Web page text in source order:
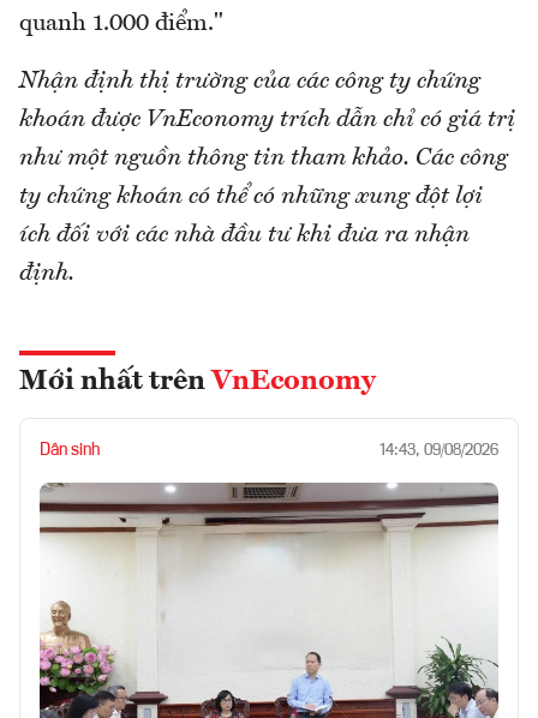
quanh 1.000 điểm."
Nhận định thị trường của các công ty chứng
khoán được VnEconomy trích dẫn chỉ có giá trị
như một nguồn thông tin tham khảo. Các công
ty chứng khoán có thể có những xung đột lợi
ích đối với các nhà đầu tư khi đưa ra nhận
định.
Mới nhất trên VnEconomy
Dân sinh 14:43, 09/08/2026